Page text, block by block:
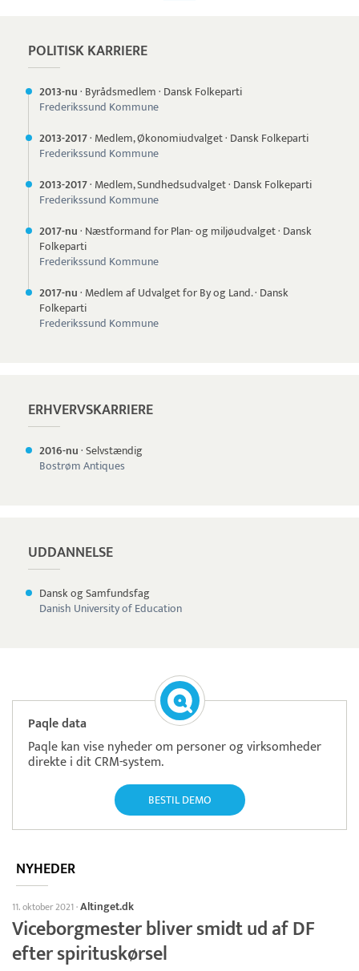
POLITISK KARRIERE
2013-nu· Byrådsmedlem· Dansk Folkeparti
Frederikssund Kommune
2013-2017· Medlem, Økonomiudvalget· Dansk Folkeparti
Frederikssund Kommune
2013-2017· Medlem, Sundhedsudvalget· Dansk Folkeparti
Frederikssund Kommune
2017-nu· Næstformand for Plan- og miljøudvalget· Dansk
Folkeparti
Frederikssund Kommune
2017-nu· Medlem af Udvalget for By og Land.· Dansk
Folkeparti
Frederikssund Kommune
ERHVERVSKARRIERE
2016-nu·Selvstændig
Bostrøm Antiques
UDDANNELSE
Dansk og Samfundsfag
Danish University of Education
Paqle data
Paqle kan vise nyheder om personer og virksomheder
direkte i dit CRM-system.
BESTIL DEMO
NYHEDER
11. oktober 2021·Altinget.dk
Viceborgmester bliver smidt ud af DF
efter spirituskørsel